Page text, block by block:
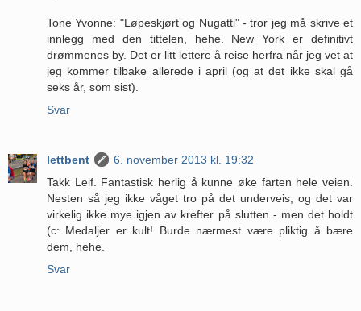
Tone Yvonne: "Løpeskjørt og Nugatti" - tror jeg må skrive et
innlegg med den tittelen, hehe. New York er definitivt
drømmenes by. Det er litt lettere å reise herfra når jeg vet at
jeg kommer tilbake allerede i april (og at det ikke skal gå
seks år, som sist).
Svar
lettbent
6. november 2013 kl. 19:32
Takk Leif. Fantastisk herlig å kunne øke farten hele veien.
Nesten så jeg ikke våget tro på det underveis, og det var
virkelig ikke mye igjen av krefter på slutten - men det holdt
(c: Medaljer er kult! Burde nærmest være pliktig å bære
dem, hehe.
Svar